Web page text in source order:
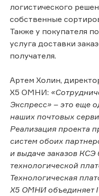
логистического
собственные
Также у покупателя
услуга доставки
получателя.
Артем Холин,
Х5 ОМНИ:
Экспресс» – это еще
наших почтовых
Реализация проекта
систем обоих
и выдаче заказов КСЭ
технологической
Технологическая
Х5 ОМНИ объединяет